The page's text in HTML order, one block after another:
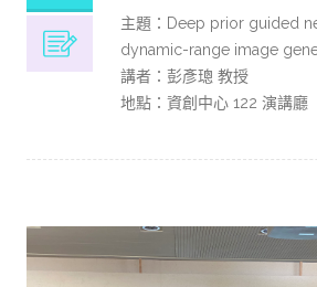
主題：Deep prior guided
dynamic-range image
講者：彭彥璁 教授
地點：資創中心 122 演講廳